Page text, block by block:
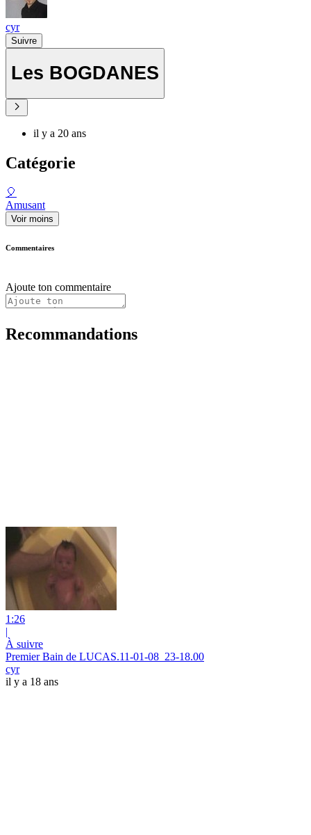
cyr
Suivre
Les BOGDANES
il y a 20 ans
Catégorie
🎈
Amusant
Voir moins
Commentaires
Ajoute ton commentaire
Recommandations
1:26
|
À suivre
Premier Bain de LUCAS.11-01-08_23-18.00
cyr
il y a 18 ans